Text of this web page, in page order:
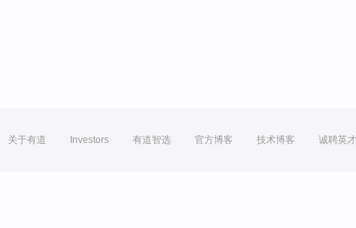
关于有道 Investors 有道智选 官方博客 技术博客 诚聘英才